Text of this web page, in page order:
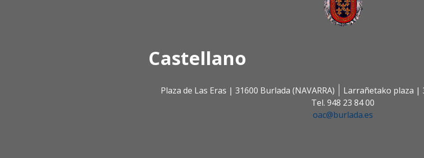
Castellano
Plaza de Las Eras | 31600 Burlada (NAVARRA)
Larrañetako plaza |
Tel. 948 23 84 00
oac@burlada.es